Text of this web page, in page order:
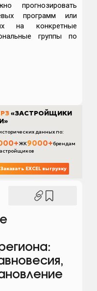
прогнозировать
программ или
на конкретные
группы по